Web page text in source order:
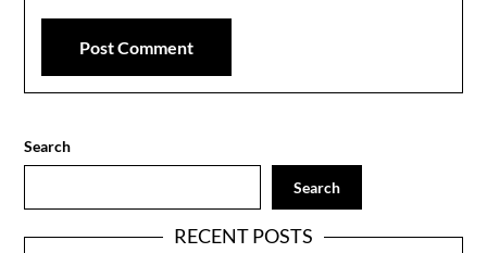
Search
Search
RECENT POSTS